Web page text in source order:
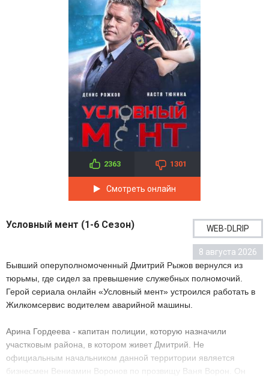
2363 1301
Смотреть онлайн
Условный мент (1-6 Сезон) WEB-DLRIP
8 августа 2026
Бывший оперуполномоченный Дмитрий Рыжов вернулся из
тюрьмы, где сидел за превышение служебных полномочий.
Герой сериала онлайн «Условный мент» устроился работать в
Жилкомсервис водителем аварийной машины.
Арина Гордеева - капитан полиции, которую назначили
участковым района, в котором живет Дмитрий. Не
официальным начальником данной территории является
бизнесмен Вениамин Воронов по прозвищу Ваня Ворон. Он